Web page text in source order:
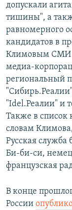
допускали
тишины", а
равномерного
кандидатов в
Климовым СМИ -
медиа-
региональный
"Idel.Реалии" и
Также в список
словам
Русская служба
Би-би-си,
французская
В конце
России